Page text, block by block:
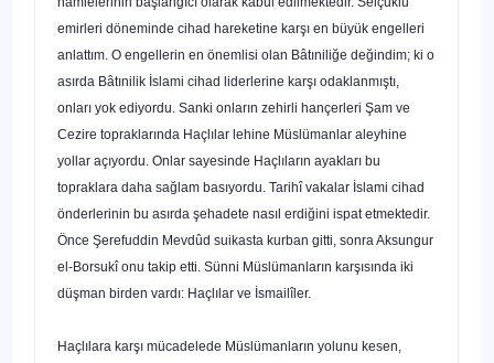
emirleri döneminde cihad hareketine karşı en büyük engelleri
anlattım. O engelle­rin en önemlisi olan Bâtıniliğe değindim; ki o
asırda Bâtınilik İslami cihad liderleri­ne karşı odaklanmıştı,
onları yok ediyordu. Sanki onların zehirli hançerleri Şam ve
Cezire topraklarında Haçlılar lehine Müslümanlar aleyhine
yollar açıyordu. Onlar sayesinde Haçlıların ayakları bu
topraklara daha sağlam basıyordu. Tarihî vakalar İs­lami cihad
önderlerinin bu asırda şehadete nasıl erdiğini ispat etmektedir.
Önce Şerefuddin Mevdûd suikasta kurban gitti, sonra Aksungur
el-Borsukî onu takip etti. Sünni Müslümanların karşısında iki
düşman birden vardı: Haçlılar ve İsmailîler.
Haçlılara karşı mücadelede Müslümanların yolunu kesen,